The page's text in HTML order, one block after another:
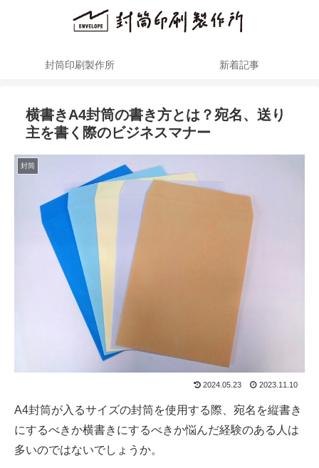
封筒印刷製作所 新着記事
横書きA4封筒の書き方とは？宛名、送り
主を書く際のビジネスマナー
封筒
2024.05.23 2023.11.10
A4封筒が入るサイズの封筒を使用する際、宛名を縦書き
にするべきか横書きにするべきか悩んだ経験のある人は
多いのではないでしょうか。